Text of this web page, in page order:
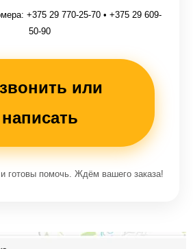
+375 29 770-25-70 • +375 29 609-
50-90
или
написать
готовы помочь. Ждём вашего заказа!